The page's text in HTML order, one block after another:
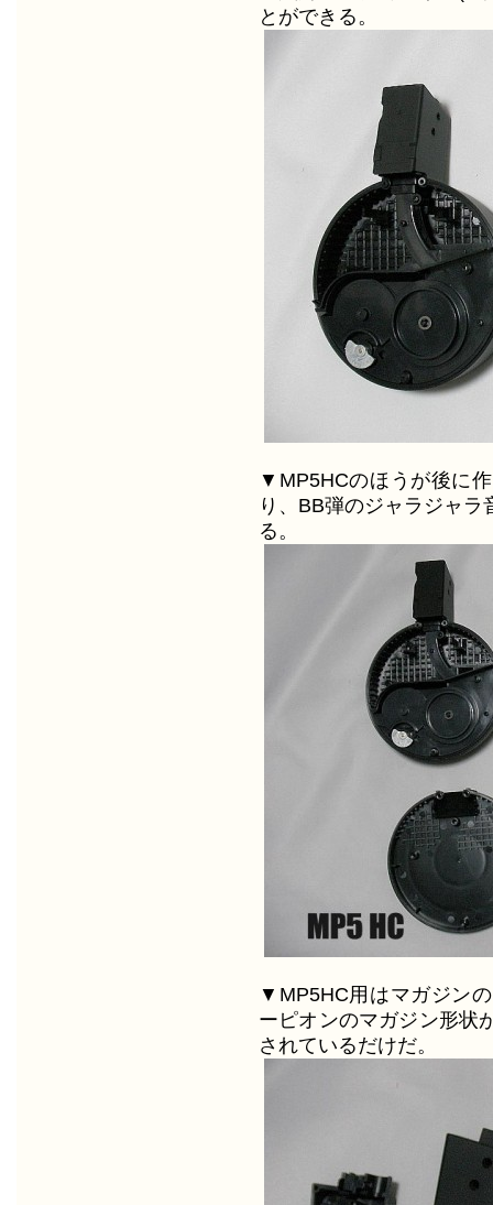
とができる。
▼MP5HCのほうが後に
り、BB弾のジャラジャ
る。
▼MP5HC用はマガジン
ーピオンのマガジン形状
されているだけだ。